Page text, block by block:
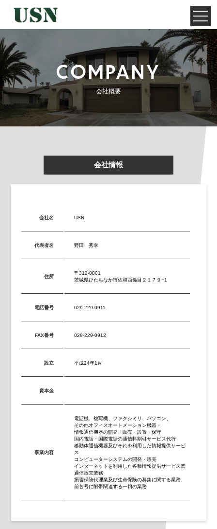
COMPANY
会社概要
会社情報
会社名 USN
代表者名 野田 秀幸
住所
〒312-0001
茨城県ひたちなか市佐和西孫目２１７９−1
電話番号 029-229-0911
FAX番号 029-229-0912
設立 平成24年1月
資本金
事業内容
電話機、複写機、ファクシミリ、パソコン、
その他オフィスオートメーション機器・
情報通信機器の開発・販売・設置・保守
国内電話・国際電話の通信料割引サービス代行
移動体通信機器及びそれを利用した情報提供サービ
ス
コンピューターシステムの開発・販売
インターネットを利用した各種情報提供サービス業
通信販売業務
損害保険代理業及び生命保険の募集に関する業務
前各号に附帯関連する一切の業務